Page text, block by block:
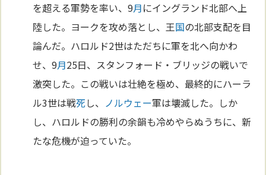
を超える軍勢を率い、9月にイングランド北部へ上
陸した。ヨークを攻め落とし、王国の北部支配を目
論んだ。ハロルド2世はただちに軍を北へ向かわ
せ、9月25日、スタンフォード・ブリッジの戦いで
激突した。この戦いは壮絶を極め、最終的にハーラ
ル3世は戦死し、 ノルウェー軍は壊滅した。しか
し、ハロルドの勝利の余韻も冷めやらぬうちに、新
たな危機が迫っていた。